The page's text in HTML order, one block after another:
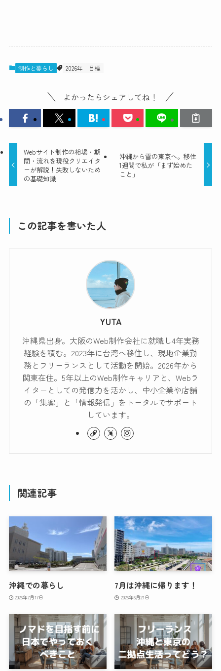
制作と暮らし 2026年 目標
よかったらシェアしてね！
Webサイト制作の相場・期
間・流れを現役クリエイタ
ーが解説！失敗しないため
の基礎知識
沖縄から雪の東京へ。移住
1週間で私が「まず始めた
こと」
この記事を書いた人
YUTA
沖縄県出身。大阪のWeb制作会社に就職し4年実務
経験を積む。2023年に台湾へ移住し、現地企業勤
務とフリーランスとして活動を開始。2026年から
関東在住。5年以上のWeb制作キャリアと、Webラ
イターとしての発信力を活かし、中小企業や店舗
の「集客」と「情報発信」をトータルでサポート
しています。
関連記事
沖縄での暮らし
2026年7月17日
7月は沖縄に帰ります！
2026年6月21日